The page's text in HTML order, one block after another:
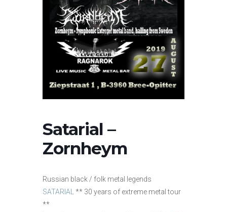
Satarial –
Zornheym
Russian black / folk metal legends
SATARIAL
** 30 years of extreme metal tour
**